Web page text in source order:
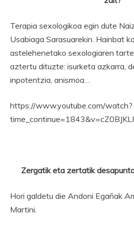
Terapia sexologikoa egin dute
Usabiaga Sarasuarekin. Hainbat
astelehenetako sexologiaren
aztertu dituzte: isurketa azkarra,
inpotentzia, anismoa…
https://www.youtube.com/watch?
Zergatik eta zertatik
Hori galdetu die Andoni Egañak
Martini.